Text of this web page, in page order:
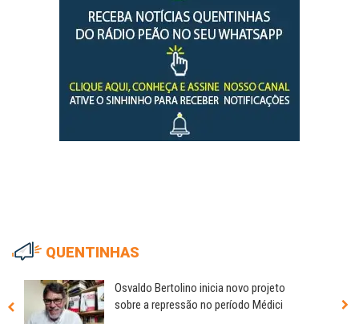
QUENTINHAS
Osvaldo Bertolino inicia novo projeto
sobre a repressão no período Médici